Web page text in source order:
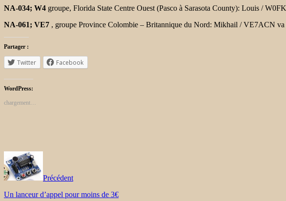
NA-034; W4 groupe, Florida State Centre Ouest (Pasco à Sarasota County): Louis /
NA-061; VE7 , groupe Province Colombie – Britannique du Nord: Mikhail / VE7ACN va
Partager :
Twitter Facebook
WordPress:
chargement…
Précédent
Un lanceur d’appel pour moins de 3€